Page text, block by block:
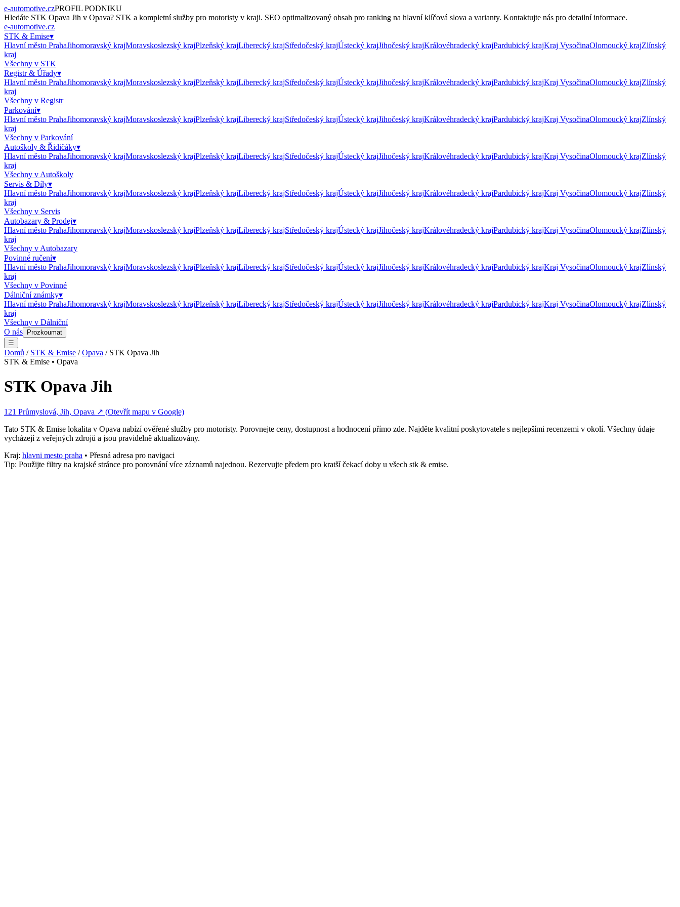
e-automotive.czPROFIL PODNIKU
Hledáte STK Opava Jih v Opava? STK a kompletní služby pro motoristy v kraji. SEO optimalizovaný obsah pro ranking na hlavní klíčová slova a varianty. Kontaktujte nás pro detailní informace.
e-automotive.cz
STK & Emise▾
Hlavní město PrahaJihomoravský krajMoravskoslezský krajPlzeňský krajLiberecký krajStředočeský krajÚstecký krajJihočeský krajKrálovéhradecký krajPardubický krajKraj VysočinaOlomoucký krajZlínský
kraj
Všechny v STK
Registr & Úřady▾
Hlavní město PrahaJihomoravský krajMoravskoslezský krajPlzeňský krajLiberecký krajStředočeský krajÚstecký krajJihočeský krajKrálovéhradecký krajPardubický krajKraj VysočinaOlomoucký krajZlínský
kraj
Všechny v Registr
Parkování▾
Hlavní město PrahaJihomoravský krajMoravskoslezský krajPlzeňský krajLiberecký krajStředočeský krajÚstecký krajJihočeský krajKrálovéhradecký krajPardubický krajKraj VysočinaOlomoucký krajZlínský
kraj
Všechny v Parkování
Autoškoly & Řidičáky▾
Hlavní město PrahaJihomoravský krajMoravskoslezský krajPlzeňský krajLiberecký krajStředočeský krajÚstecký krajJihočeský krajKrálovéhradecký krajPardubický krajKraj VysočinaOlomoucký krajZlínský
kraj
Všechny v Autoškoly
Servis & Díly▾
Hlavní město PrahaJihomoravský krajMoravskoslezský krajPlzeňský krajLiberecký krajStředočeský krajÚstecký krajJihočeský krajKrálovéhradecký krajPardubický krajKraj VysočinaOlomoucký krajZlínský
kraj
Všechny v Servis
Autobazary & Prodej▾
Hlavní město PrahaJihomoravský krajMoravskoslezský krajPlzeňský krajLiberecký krajStředočeský krajÚstecký krajJihočeský krajKrálovéhradecký krajPardubický krajKraj VysočinaOlomoucký krajZlínský
kraj
Všechny v Autobazary
Povinné ručení▾
Hlavní město PrahaJihomoravský krajMoravskoslezský krajPlzeňský krajLiberecký krajStředočeský krajÚstecký krajJihočeský krajKrálovéhradecký krajPardubický krajKraj VysočinaOlomoucký krajZlínský
kraj
Všechny v Povinné
Dálniční známky▾
Hlavní město PrahaJihomoravský krajMoravskoslezský krajPlzeňský krajLiberecký krajStředočeský krajÚstecký krajJihočeský krajKrálovéhradecký krajPardubický krajKraj VysočinaOlomoucký krajZlínský
kraj
Všechny v Dálniční
O nás
Prozkoumat
☰
Domů / STK & Emise /Opava / STK Opava Jih
STK & Emise • Opava
STK Opava Jih
121 Průmyslová, Jih, Opava ↗ (Otevřít mapu v Google)
Tato STK & Emise lokalita v Opava nabízí ověřené služby pro motoristy. Porovnejte ceny, dostupnost a hodnocení přímo zde. Najděte kvalitní poskytovatele s nejlepšími recenzemi v okolí. Všechny údaje
vycházejí z veřejných zdrojů a jsou pravidelně aktualizovány.
Kraj: hlavni mesto praha • Přesná adresa pro navigaci
Tip: Použijte filtry na krajské stránce pro porovnání více záznamů najednou. Rezervujte předem pro kratší čekací doby u všech stk & emise.